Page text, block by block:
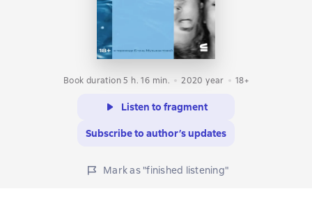
Book duration 5 h. 16 min. 2020 year 18+
Listen to fragment
Subscribe to author’s updates
Mark as "finished listening"